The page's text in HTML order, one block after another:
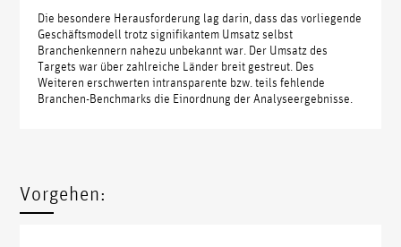
Die besondere Herausforderung lag darin, dass das vorliegende
Geschäftsmodell trotz signifikantem Umsatz selbst
Branchenkennern nahezu unbekannt war. Der Umsatz des
Targets war über zahlreiche Länder breit gestreut. Des
Weiteren erschwerten intransparente bzw. teils fehlende
Branchen-Benchmarks die Einordnung der Analyseergebnisse.
Vorgehen: